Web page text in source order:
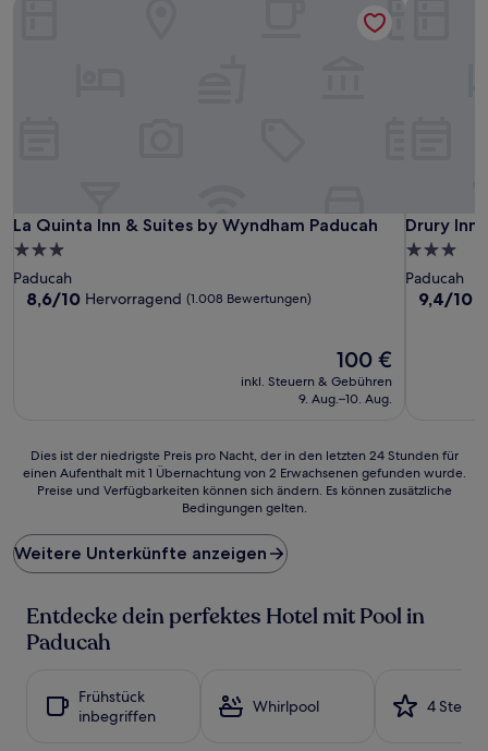
La Quinta Inn & Suites by Wyndham Paducah
La Quinta Inn & Suites by Wyndham Paducah
3.0-
Sterne-
Unterkunft
Paducah
8.6
8,6/10 Hervorragend (1.008 Bewertungen)
Der
Preis
beträgt
100 €
inkl. Steuern & Gebühren
9. Aug.–10. Aug.
Drury Inn
Drury Inn
3.0-
Sterne-
Paducah
9.4
9,4/10
Dies
ist
Preis
pro
Nacht,
den
letzten
einen
Dies ist der niedrigste Preis pro Nacht, der in den letzten 24 Stunden für
einen Aufenthalt mit 1 Übernachtung von 2 Erwachsenen gefunden wurde.
Preise und Verfügbarkeiten können sich ändern. Es können zusätzliche
Bedingungen gelten.
Weitere Unterkünfte anzeigen
Entdecke dein perfektes Hotel mit Pool in
Paducah
Frühstück
inbegriffen
Whirlpool 4 Sterne